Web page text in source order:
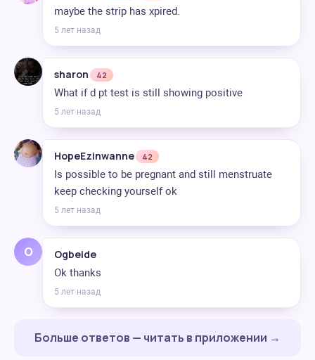
maybe the strip has xpired.
5 лет назад
sharon 42
What if d pt test is still showing positive
5 лет назад
HopeEzinwanne 42
Is possible to be pregnant and still menstruate
keep checking yourself ok
5 лет назад
O Ogbeide
Ok thanks
5 лет назад
Больше ответов — читать в приложении →